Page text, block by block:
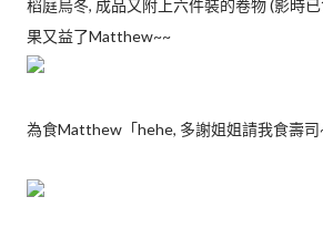
稻庭烏冬, 成品又附上六件裝的卷物 (影時
果又益了Matthew~~
為食Matthew「hehe, 多謝姐姐請我食壽司